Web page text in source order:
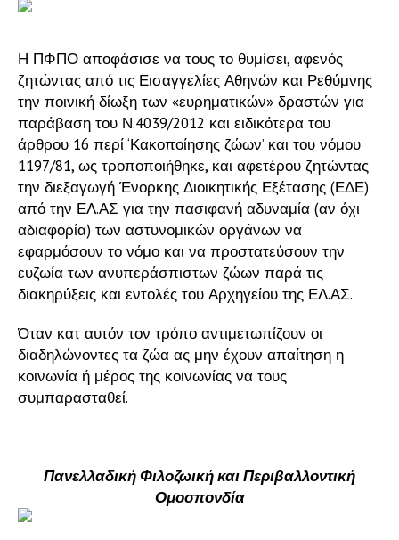
Η ΠΦΠΟ αποφάσισε να τους το θυμίσει, αφενός
ζητώντας από τις Εισαγγελίες Αθηνών και Ρεθύμνης
την ποινική δίωξη των «ευρηματικών» δραστών για
παράβαση του Ν.4039/2012 και ειδικότερα του
άρθρου 16 περί ‘Κακοποίησης ζώων’ και του νόμου
1197/81, ως τροποποιήθηκε, και αφετέρου ζητώντας
την διεξαγωγή Ένορκης Διοικητικής Εξέτασης (ΕΔΕ)
από την ΕΛ.ΑΣ για την πασιφανή αδυναμία (αν όχι
αδιαφορία) των αστυνομικών οργάνων να
εφαρμόσουν το νόμο και να προστατεύσουν την
ευζωία των ανυπεράσπιστων ζώων παρά τις
διακηρύξεις και εντολές του Αρχηγείου της ΕΛ.ΑΣ.
Όταν κατ αυτόν τον τρόπο αντιμετωπίζουν οι
διαδηλώνοντες τα ζώα ας μην έχουν απαίτηση η
κοινωνία ή μέρος της κοινωνίας να τους
συμπαρασταθεί.
Πανελλαδική Φιλοζωική και Περιβαλλοντική
Ομοσπονδία